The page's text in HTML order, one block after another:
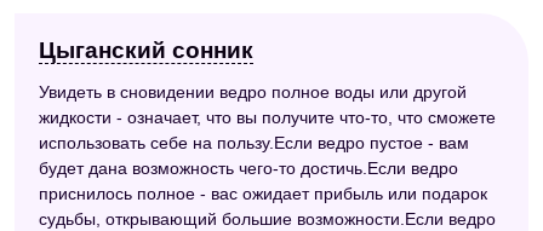
Цыганский сонник
Увидеть в сновидении ведро полное воды или другой
жидкости - означает, что вы получите что-то, что сможете
использовать себе на пользу.Если ведро пустое - вам
будет дана возможность чего-то достичь.Если ведро
приснилось полное - вас ожидает прибыль или подарок
судьбы, открывающий большие возможности.Если ведро